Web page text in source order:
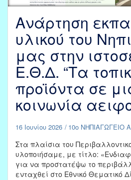
εφαρμογή
Δεξιοτήτων
2020-
2021
Ανάρτηση
υλικού του
μας στην
Ε.Θ.Δ. “Τα
προϊόντα σε
κοινωνία
16 Ιουνίου 2026 10ο ΝΗΠΙΑΓΩΓΕΙΟ
Στα πλαίσια του
υλοποιήσαμε, με τίτλο:
για να προστατέψω το
ενταχθεί στο Εθνικό Θεματικό